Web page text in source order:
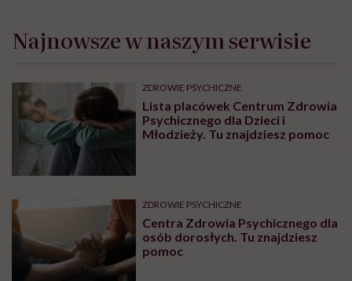
Najnowsze w naszym serwisie
ZDROWIE PSYCHICZNE
Lista placówek Centrum Zdrowia
Psychicznego dla Dzieci i
Młodzieży. Tu znajdziesz pomoc
ZDROWIE PSYCHICZNE
Centra Zdrowia Psychicznego dla
osób dorosłych. Tu znajdziesz
pomoc